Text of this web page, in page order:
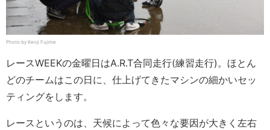
Photo by Kenji Fujime
レースWEEKの金曜日はA.R.T合同走行(練習走行)。ほとん
どのチームはこの日に、仕上げてきたマシンの細かいセッ
ティングをします。
レースというのは、天候によって色々な要因が大きく左右